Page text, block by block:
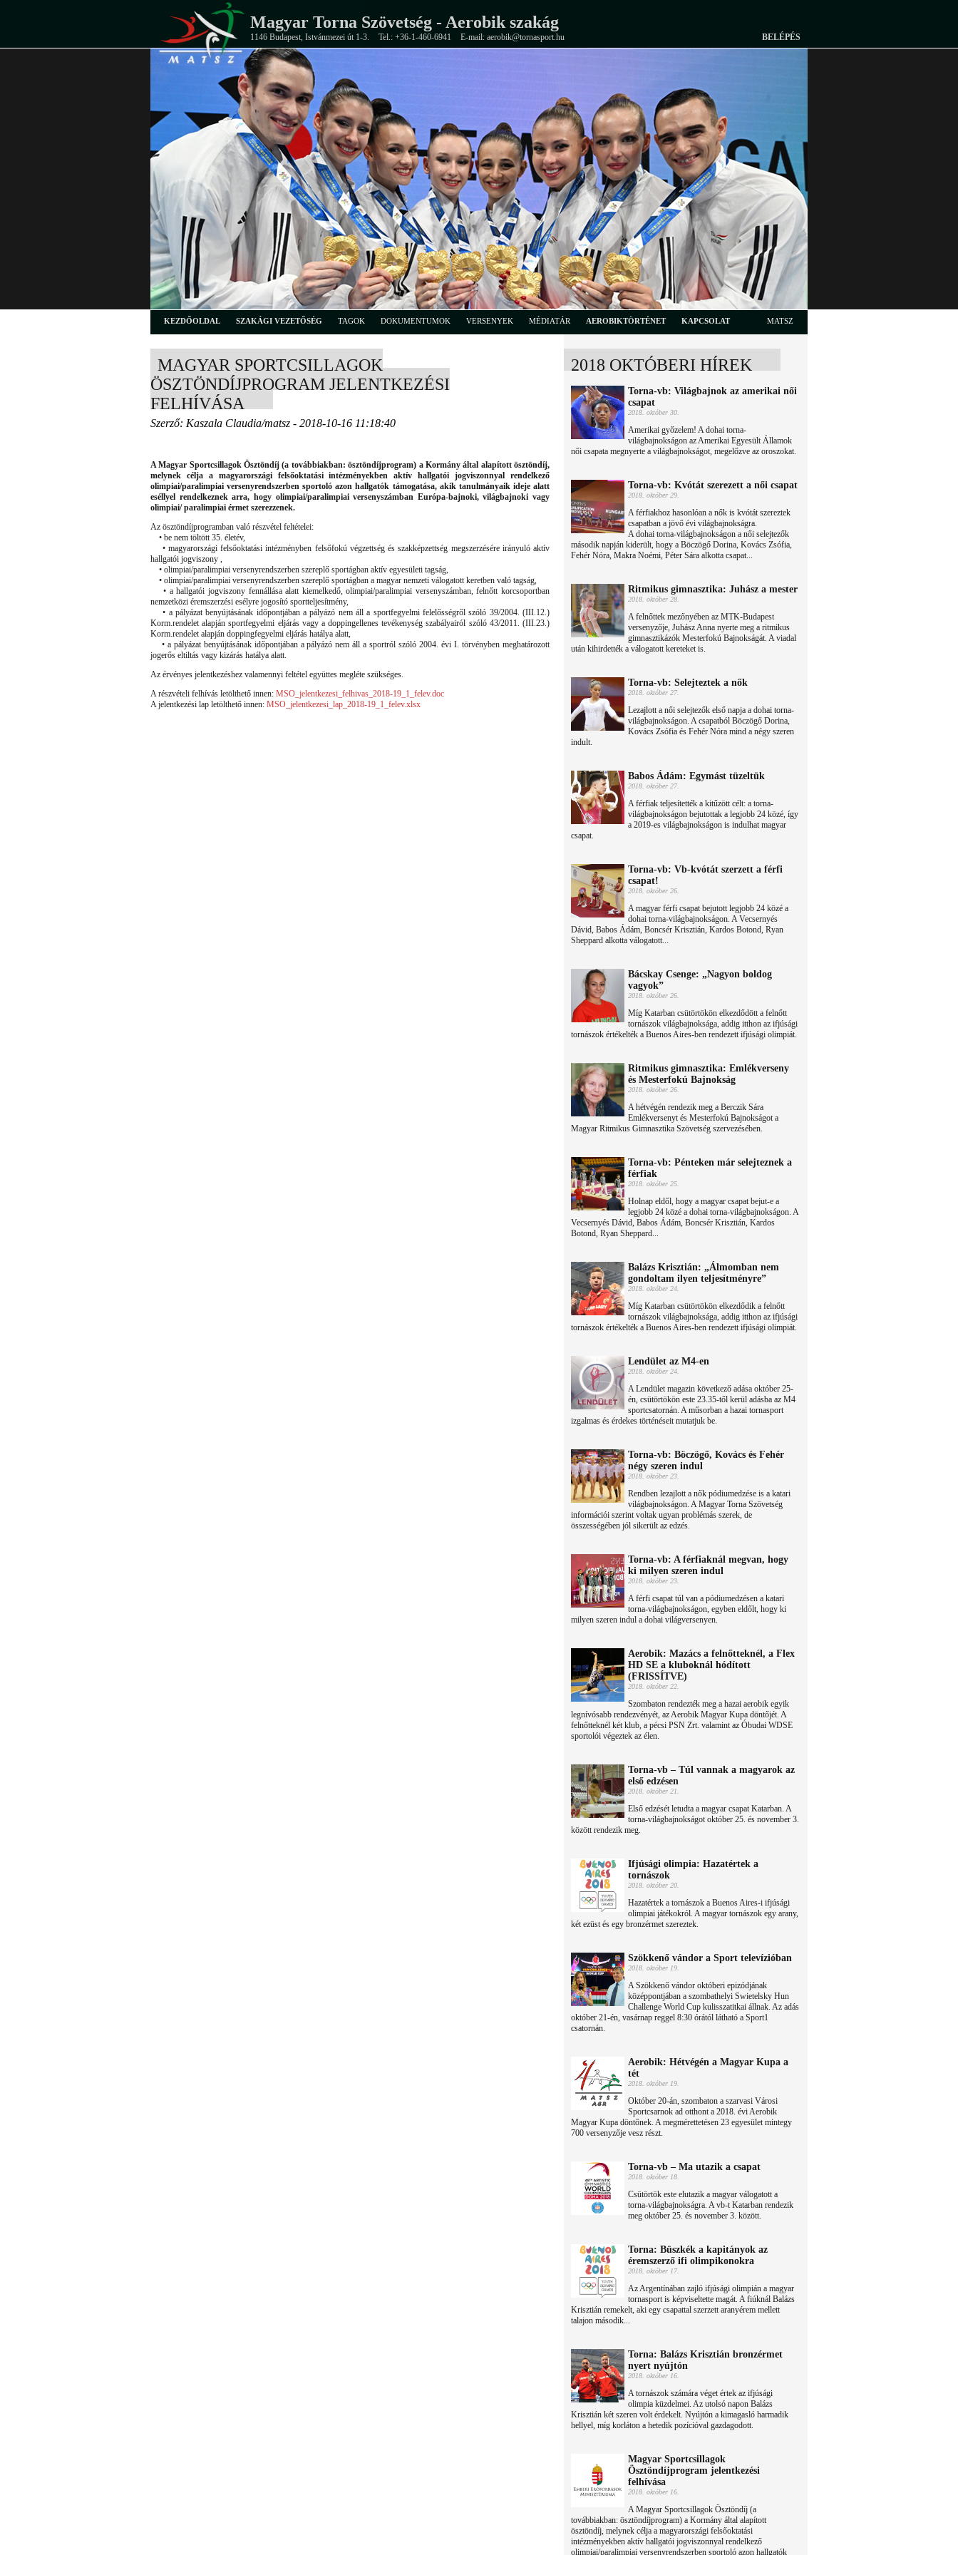
Magyar Torna Szövetség - Aerobik szakág
1146 Budapest, Istvánmezei út 1-3. Tel.: +36-1-460-6941 E-mail: aerobik@tornasport.hu BELÉPÉS
KEZDŐOLDAL SZAKÁGI VEZETŐSÉG TAGOK DOKUMENTUMOK VERSENYEK MÉDIATÁR AEROBIKTÖRTÉNET KAPCSOLAT MATSZ
MAGYAR SPORTCSILLAGOK
ÖSZTÖNDÍJPROGRAM JELENTKEZÉSI
FELHÍVÁSA
Szerző: Kaszala Claudia/matsz - 2018-10-16 11:18:40
A Magyar Sportcsillagok Ösztöndíj (a továbbiakban: ösztöndíjprogram) a Kormány által alapított ösztöndíj,
melynek célja a magyarországi felsőoktatási intézményekben aktív hallgatói jogviszonnyal rendelkező
olimpiai/paralimpiai versenyrendszerben sportoló azon hallgatók támogatása, akik tanulmányaik ideje alatt
eséllyel rendelkeznek arra, hogy olimpiai/paralimpiai versenyszámban Európa-bajnoki, világbajnoki vagy
olimpiai/ paralimpiai érmet szerezzenek.
Az ösztöndíjprogramban való részvétel feltételei:
• be nem töltött 35. életév,
• magyarországi felsőoktatási intézményben felsőfokú végzettség és szakképzettség megszerzésére irányuló aktív
hallgatói jogviszony ,
• olimpiai/paralimpiai versenyrendszerben szereplő sportágban aktív egyesületi tagság,
• olimpiai/paralimpiai versenyrendszerben szereplő sportágban a magyar nemzeti válogatott keretben való tagság,
• a hallgatói jogviszony fennállása alatt kiemelkedő, olimpiai/paralimpiai versenyszámban, felnőtt korcsoportban
nemzetközi éremszerzési esélyre jogosító sportteljesítmény,
• a pályázat benyújtásának időpontjában a pályázó nem áll a sportfegyelmi felelősségről szóló 39/2004. (III.12.)
Korm.rendelet alapján sportfegyelmi eljárás vagy a doppingellenes tevékenység szabályairól szóló 43/2011. (III.23.)
Korm.rendelet alapján doppingfegyelmi eljárás hatálya alatt,
• a pályázat benyújtásának időpontjában a pályázó nem áll a sportról szóló 2004. évi I. törvényben meghatározott
jogerős eltiltás vagy kizárás hatálya alatt.
Az érvényes jelentkezéshez valamennyi feltétel együttes megléte szükséges.
A részvételi felhívás letölthető innen: MSO_jelentkezesi_felhivas_2018-19_1_felev.doc
A jelentkezési lap letölthető innen: MSO_jelentkezesi_lap_2018-19_1_felev.xlsx
2018 OKTÓBERI HÍREK
Torna-vb: Világbajnok az amerikai női
csapat
2018. október 30.
Amerikai győzelem! A dohai torna-
világbajnokságon az Amerikai Egyesült Államok
női csapata megnyerte a világbajnokságot, megelőzve az oroszokat.
Torna-vb: Kvótát szerezett a női csapat
2018. október 29.
A férfiakhoz hasonlóan a nők is kvótát szereztek
csapatban a jövő évi világbajnokságra.
A dohai torna-világbajnokságon a női selejtezők
második napján kiderült, hogy a Böczögő Dorina, Kovács Zsófia,
Fehér Nóra, Makra Noémi, Péter Sára alkotta csapat...
Ritmikus gimnasztika: Juhász a mester
2018. október 28.
A felnőttek mezőnyében az MTK-Budapest
versenyzője, Juhász Anna nyerte meg a ritmikus
gimnasztikázók Mesterfokú Bajnokságát. A viadal
után kihirdették a válogatott kereteket is.
Torna-vb: Selejteztek a nők
2018. október 27.
Lezajlott a női selejtezők első napja a dohai torna-
világbajnokságon. A csapatból Böczögő Dorina,
Kovács Zsófia és Fehér Nóra mind a négy szeren
indult.
Babos Ádám: Egymást tüzeltük
2018. október 27.
A férfiak teljesítették a kitűzött célt: a torna-
világbajnokságon bejutottak a legjobb 24 közé, így
a 2019-es világbajnokságon is indulhat magyar
csapat.
Torna-vb: Vb-kvótát szerzett a férfi
csapat!
2018. október 26.
A magyar férfi csapat bejutott legjobb 24 közé a
dohai torna-világbajnokságon. A Vecsernyés
Dávid, Babos Ádám, Boncsér Krisztián, Kardos Botond, Ryan
Sheppard alkotta válogatott...
Bácskay Csenge: „Nagyon boldog
vagyok”
2018. október 26.
Míg Katarban csütörtökön elkezdődött a felnőtt
tornászok világbajnoksága, addig itthon az ifjúsági
tornászok értékelték a Buenos Aires-ben rendezett ifjúsági olimpiát.
Ritmikus gimnasztika: Emlékverseny
és Mesterfokú Bajnokság
2018. október 26.
A hétvégén rendezik meg a Berczik Sára
Emlékversenyt és Mesterfokú Bajnokságot a
Magyar Ritmikus Gimnasztika Szövetség szervezésében.
Torna-vb: Pénteken már selejteznek a
férfiak
2018. október 25.
Holnap eldől, hogy a magyar csapat bejut-e a
legjobb 24 közé a dohai torna-világbajnokságon. A
Vecsernyés Dávid, Babos Ádám, Boncsér Krisztián, Kardos
Botond, Ryan Sheppard...
Balázs Krisztián: „Álmomban nem
gondoltam ilyen teljesítményre”
2018. október 24.
Míg Katarban csütörtökön elkezdődik a felnőtt
tornászok világbajnoksága, addig itthon az ifjúsági
tornászok értékelték a Buenos Aires-ben rendezett ifjúsági olimpiát.
Lendület az M4-en
2018. október 24.
A Lendület magazin következő adása október 25-
én, csütörtökön este 23.35-től kerül adásba az M4
sportcsatornán. A műsorban a hazai tornasport
izgalmas és érdekes történéseit mutatjuk be.
Torna-vb: Böczögő, Kovács és Fehér
négy szeren indul
2018. október 23.
Rendben lezajlott a nők pódiumedzése is a katari
világbajnokságon. A Magyar Torna Szövetség
információi szerint voltak ugyan problémás szerek, de
összességében jól sikerült az edzés.
Torna-vb: A férfiaknál megvan, hogy
ki milyen szeren indul
2018. október 23.
A férfi csapat túl van a pódiumedzésen a katari
torna-világbajnokságon, egyben eldőlt, hogy ki
milyen szeren indul a dohai világversenyen.
Aerobik: Mazács a felnőtteknél, a Flex
HD SE a kluboknál hódított
(FRISSÍTVE)
2018. október 22.
Szombaton rendezték meg a hazai aerobik egyik
legnívósabb rendezvényét, az Aerobik Magyar Kupa döntőjét. A
felnőtteknél két klub, a pécsi PSN Zrt. valamint az Óbudai WDSE
sportolói végeztek az élen.
Torna-vb – Túl vannak a magyarok az
első edzésen
2018. október 21.
Első edzését letudta a magyar csapat Katarban. A
torna-világbajnokságot október 25. és november 3.
között rendezik meg.
Ifjúsági olimpia: Hazatértek a
tornászok
2018. október 20.
Hazatértek a tornászok a Buenos Aires-i ifjúsági
olimpiai játékokról. A magyar tornászok egy arany,
két ezüst és egy bronzérmet szereztek.
Szökkenő vándor a Sport televízióban
2018. október 19.
A Szökkenő vándor októberi epizódjának
középpontjában a szombathelyi Swietelsky Hun
Challenge World Cup kulisszatitkai állnak. Az adás
október 21-én, vasárnap reggel 8:30 órától látható a Sport1
csatornán.
Aerobik: Hétvégén a Magyar Kupa a
tét
2018. október 19.
Október 20-án, szombaton a szarvasi Városi
Sportcsarnok ad otthont a 2018. évi Aerobik
Magyar Kupa döntőnek. A megmérettetésen 23 egyesület mintegy
700 versenyzője vesz részt.
Torna-vb – Ma utazik a csapat
2018. október 18.
Csütörtök este elutazik a magyar válogatott a
torna-világbajnokságra. A vb-t Katarban rendezik
meg október 25. és november 3. között.
Torna: Büszkék a kapitányok az
éremszerző ifi olimpikonokra
2018. október 17.
Az Argentínában zajló ifjúsági olimpián a magyar
tornasport is képviseltette magát. A fiúknál Balázs
Krisztián remekelt, aki egy csapattal szerzett aranyérem mellett
talajon második...
Torna: Balázs Krisztián bronzérmet
nyert nyújtón
2018. október 16.
A tornászok számára véget értek az ifjúsági
olimpia küzdelmei. Az utolsó napon Balázs
Krisztián két szeren volt érdekelt. Nyújtón a kimagasló harmadik
hellyel, míg korláton a hetedik pozícióval gazdagodott.
Magyar Sportcsillagok
Ösztöndíjprogram jelentkezési
felhívása
2018. október 16.
A Magyar Sportcsillagok Ösztöndíj (a
továbbiakban: ösztöndíjprogram) a Kormány által alapított
ösztöndíj, melynek célja a magyarországi felsőoktatási
intézményekben aktív hallgatói jogviszonnyal rendelkező
olimpiai/paralimpiai versenyrendszerben sportoló azon hallgatók